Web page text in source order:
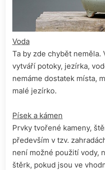
Voda
Ta by zde chybět neměla.
vytváří potoky, jezírka,
nemáme dostatek místa,
malé jezírko.
Písek a kámen
Prvky tvořené kameny,
především v tzv.
není možné použití vody,
štěrk, pokud jsou ve